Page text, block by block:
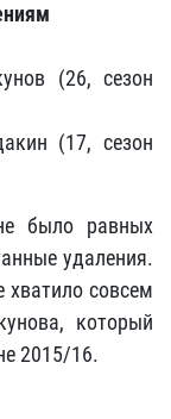
(26, сезон
(17, сезон
было равных
удаления.
совсем
который
2015/16.